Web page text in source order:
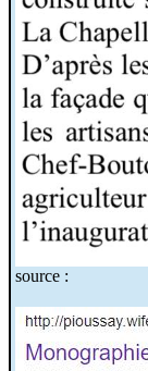
source :